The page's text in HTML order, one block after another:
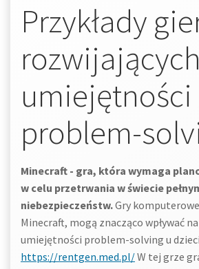
Przykłady
rozwijających
umiejętności
problem-
Minecraft - gra, która wymaga
w celu przetrwania w świecie
niebezpieczeństw.Gry
Minecraft, mogą znacząco wpływać
umiejętności problem-solving u
https://rentgen.med.pl/W tej grze